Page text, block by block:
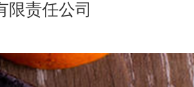
限责任公司